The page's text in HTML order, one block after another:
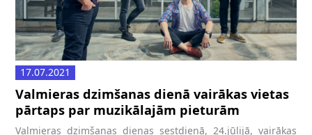
17.07.2021
Valmieras dzimšanas dienā vairākas vietas
pārtaps par muzikālajām pieturām
Valmieras dzimšanas dienas sestdienā, 24.jūlijā, vairākas